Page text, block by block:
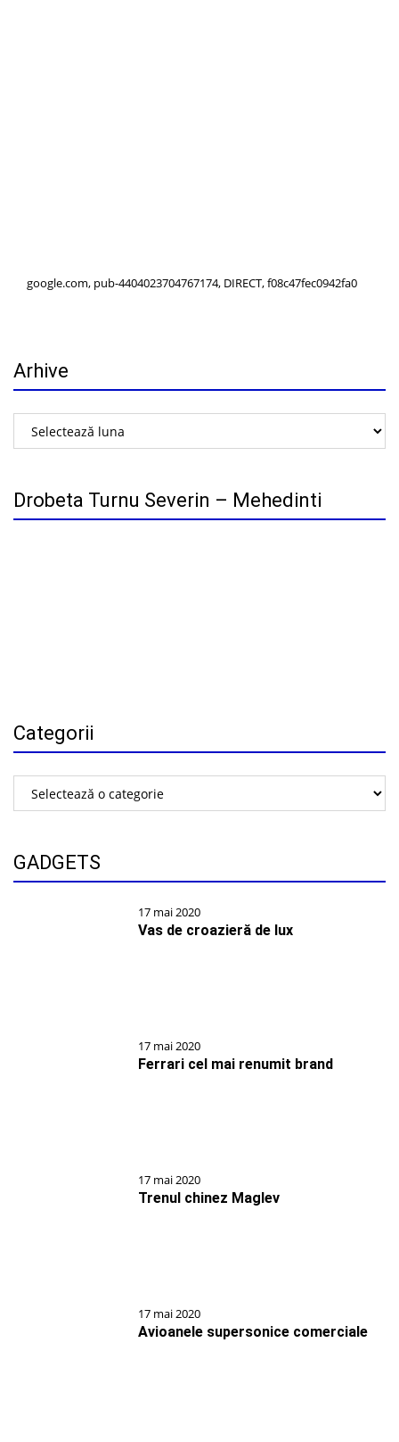
google.com, pub-4404023704767174, DIRECT, f08c47fec0942fa0
Arhive
Drobeta Turnu Severin – Mehedinti
Categorii
GADGETS
17 mai 2020
Vas de croazieră de lux
17 mai 2020
Ferrari cel mai renumit brand
17 mai 2020
Trenul chinez Maglev
17 mai 2020
Avioanele supersonice comerciale